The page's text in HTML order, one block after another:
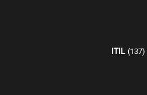
(137)